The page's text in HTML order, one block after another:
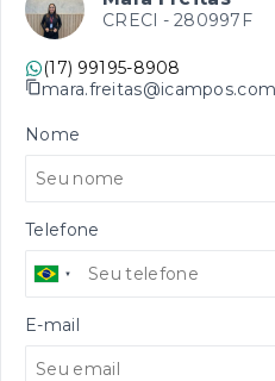
CRECI - 280997F
(17) 99195-8908
Nome
Telefone
E-mail